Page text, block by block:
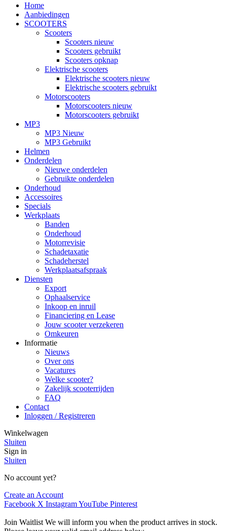
Home
Aanbiedingen
SCOOTERS
Scooters
Scooters nieuw
Scooters gebruikt
Scooters opknap
Elektrische scooters
Elektrische scooters nieuw
Elektrische scooters gebruikt
Motorscooters
Motorscooters nieuw
Motorscooters gebruikt
MP3
MP3 Nieuw
MP3 Gebruikt
Helmen
Onderdelen
Nieuwe onderdelen
Gebruikte onderdelen
Onderhoud
Accessoires
Specials
Werkplaats
Banden
Onderhoud
Motorrevisie
Schadetaxatie
Schadeherstel
Werkplaatsafspraak
Diensten
Export
Ophaalservice
Inkoop en inruil
Financiering en Lease
Jouw scooter verzekeren
Omkeuren
Informatie
Nieuws
Over ons
Vacatures
Welke scooter?
Zakelijk scooterrijden
FAQ
Contact
Inloggen / Registreren
Winkelwagen
Sluiten
Sign in
Sluiten
No account yet?
Create an Account
Facebook X InstagramYouTube Pinterest
Join Waitlist We will inform you when the product arrives in stock.